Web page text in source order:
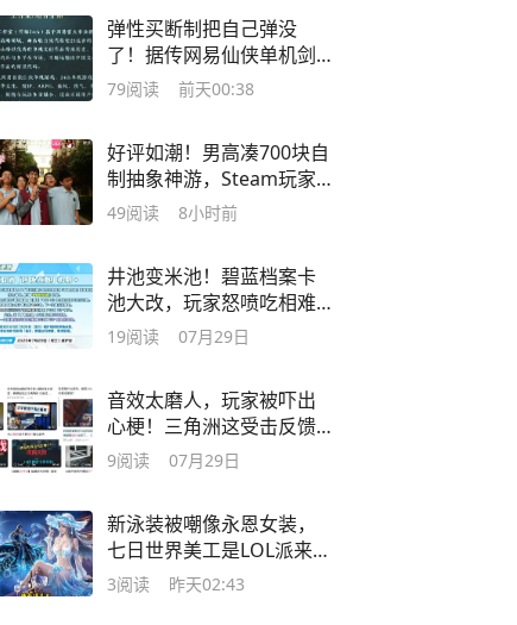
弹性买断制把自己弹没
了！据传网易仙侠单机剑
心雕龙项目组解散
79阅读 前天00:38
好评如潮！男高凑700块自
制抽象神游，Steam玩家
直接笑疯
49阅读 8小时前
井池变米池！碧蓝档案卡
池大改，玩家怒喷吃相难
看
19阅读 07月29日
音效太磨人，玩家被吓出
心梗！三角洲这受击反馈
谁顶得住
9阅读 07月29日
新泳装被嘲像永恩女装，
七日世界美工是LOL派来的
卧底吧
3阅读 昨天02:43